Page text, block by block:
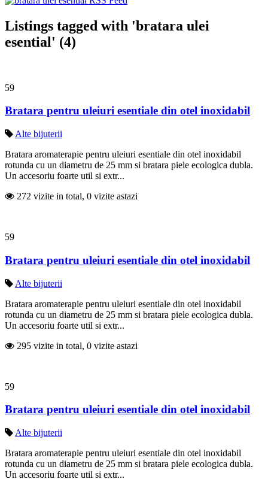
Listings tagged with 'bratara ulei
esential' (4)
59
Bratara pentru uleiuri esentiale din otel inoxidabil
Alte bijuterii
Bratara aromaterapie pentru uleiuri esentiale din otel inoxidabil
rotunda cu un diametru de 25 mm si bratara piele ecologica dubla.
Un accesoriu foarte util si extr...
272 vizite in total, 0 vizite astazi
59
Bratara pentru uleiuri esentiale din otel inoxidabil
Alte bijuterii
Bratara aromaterapie pentru uleiuri esentiale din otel inoxidabil
rotunda cu un diametru de 25 mm si bratara piele ecologica dubla.
Un accesoriu foarte util si extr...
295 vizite in total, 0 vizite astazi
59
Bratara pentru uleiuri esentiale din otel inoxidabil
Alte bijuterii
Bratara aromaterapie pentru uleiuri esentiale din otel inoxidabil
rotunda cu un diametru de 25 mm si bratara piele ecologica dubla.
Un accesoriu foarte util si extr...